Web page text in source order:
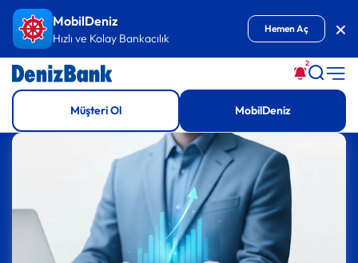
İçeriğe GitMobilDeniz
Hızlı ve Kolay Bankacılık
Hemen Aç
2
Müşteri Ol MobilDeniz